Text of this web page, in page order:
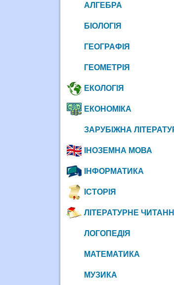
АЛГЕБРА
БІОЛОГІЯ
ГЕОГРАФІЯ
ГЕОМЕТРІЯ
ЕКОЛОГІЯ
ЕКОНОМІКА
ЗАРУБІЖНА
ІНОЗЕМНА МОВА
ІНФОРМАТИКА
ІСТОРІЯ
ЛІТЕРАТУРНЕ
ЛОГОПЕДІЯ
МАТЕМАТИКА
МУЗИКА